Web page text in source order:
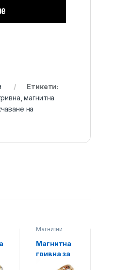
Етикети:
,магнитна
на
Магнитни
високо
кръвно,
Титаниеви
магнитни
Магнитна
гривна за